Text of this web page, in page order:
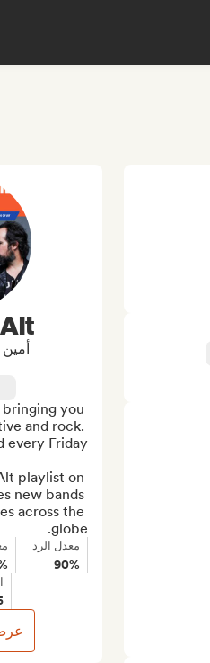
you
and rock.
playlist on
new bands
across the
globe.
معدل الرد
90%